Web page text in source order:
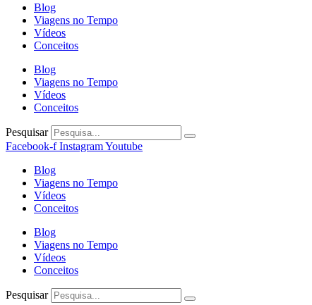
Blog
Viagens no Tempo
Vídeos
Conceitos
Blog
Viagens no Tempo
Vídeos
Conceitos
Pesquisar
Facebook-f InstagramYoutube
Blog
Viagens no Tempo
Vídeos
Conceitos
Blog
Viagens no Tempo
Vídeos
Conceitos
Pesquisar